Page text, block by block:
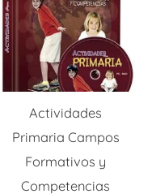
Actividades
Primaria Campos
Formativos y
Competencias